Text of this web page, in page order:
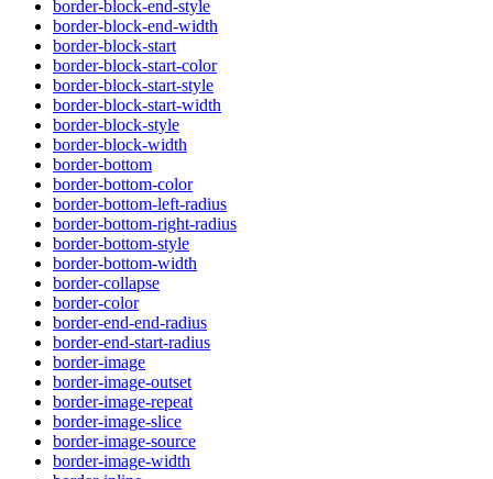
border-block-end-style
border-block-end-width
border-block-start
border-block-start-color
border-block-start-style
border-block-start-width
border-block-style
border-block-width
border-bottom
border-bottom-color
border-bottom-left-radius
border-bottom-right-radius
border-bottom-style
border-bottom-width
border-collapse
border-color
border-end-end-radius
border-end-start-radius
border-image
border-image-outset
border-image-repeat
border-image-slice
border-image-source
border-image-width